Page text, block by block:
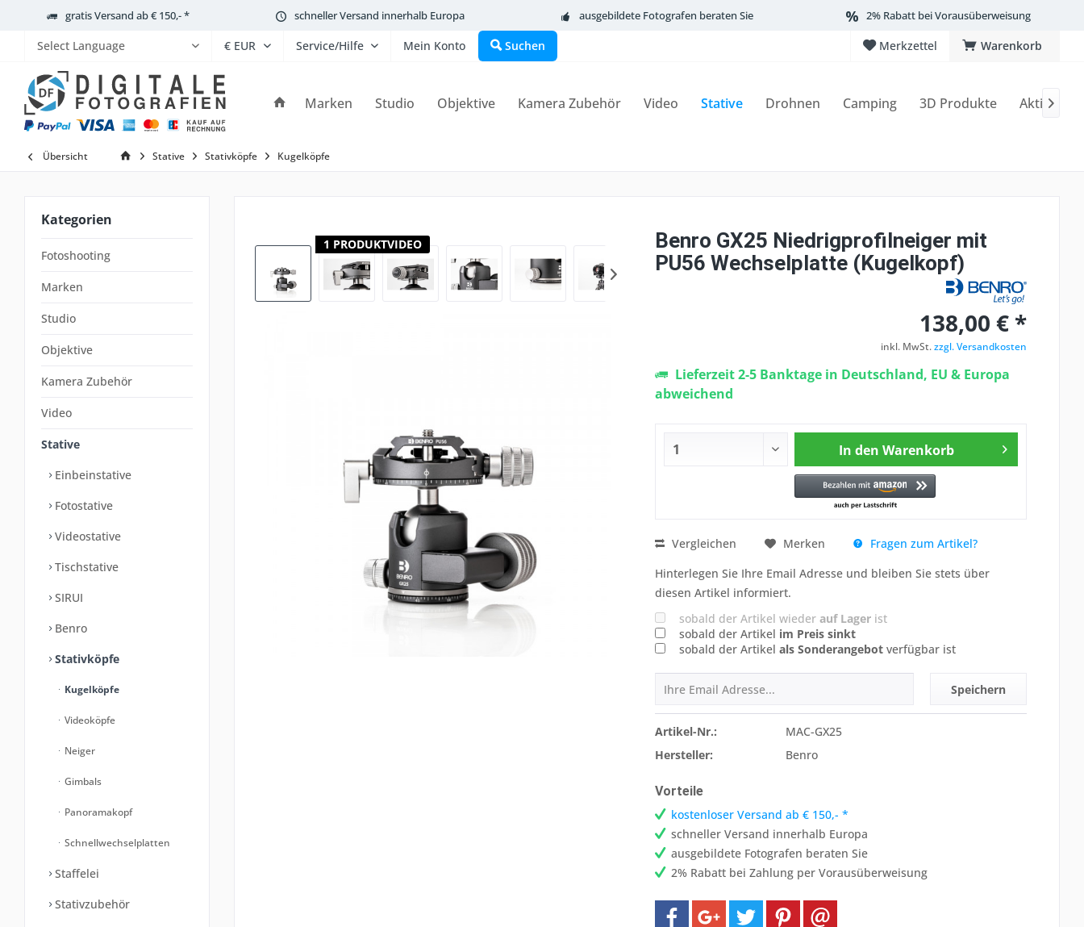
gratis Versand ab € 150,- * schneller Versand innerhalb Europa ausgebildete Fotografen beraten Sie 2% Rabatt bei Vorausüberweisung
Powered by
Warenkorb
Merkzettel
Service/Hilfe Mein Konto Suchen
Marken Studio Objektive Kamera Zubehör Video Stative Drohnen Camping 3D Produkte Aktionen

Übersicht Stative Stativköpfe Kugelköpfe
Kategorien
Fotoshooting
Marken
Studio
Objektive
Kamera Zubehör
Video
Stative
Einbeinstative
Fotostative
Videostative
Tischstative
SIRUI
Benro
Stativköpfe
Kugelköpfe
Videoköpfe
Neiger
Gimbals
Panoramakopf
Schnellwechselplatten
Staffelei
Stativzubehör
1 PRODUKTVIDEO
Benro GX25 Niedrigprofilneiger mit
PU56 Wechselplatte (Kugelkopf)
138,00 € *
inkl. MwSt.zzgl. Versandkosten
Lieferzeit 2-5 Banktage in Deutschland, EU & Europa
abweichend
In den Warenkorb
Vergleichen Merken
Fragen zum Artikel?
Hinterlegen Sie Ihre Email Adresse und bleiben Sie stets über
diesen Artikel informiert.
sobald der Artikel wieder auf Lagerist
sobald der Artikel im Preis sinkt
sobald der Artikel als Sonderangebotverfügbar ist
Speichern
Artikel-Nr.:
MAC-GX25
Hersteller:
Benro
Vorteile
kostenloser Versand ab € 150,- *
schneller Versand innerhalb Europa
ausgebildete Fotografen beraten Sie
2% Rabatt bei Zahlung per Vorausüberweisung